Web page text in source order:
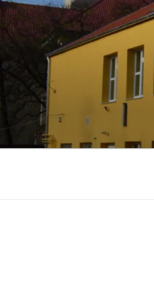
Tartalomhoz